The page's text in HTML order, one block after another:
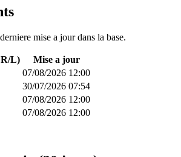
mise a jour dans la base.
L)
Mise a jour
07/08/2026 12:00
30/07/2026 07:54
07/08/2026 12:00
07/08/2026 12:00